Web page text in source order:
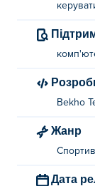
Bekho
Жанр
Дата